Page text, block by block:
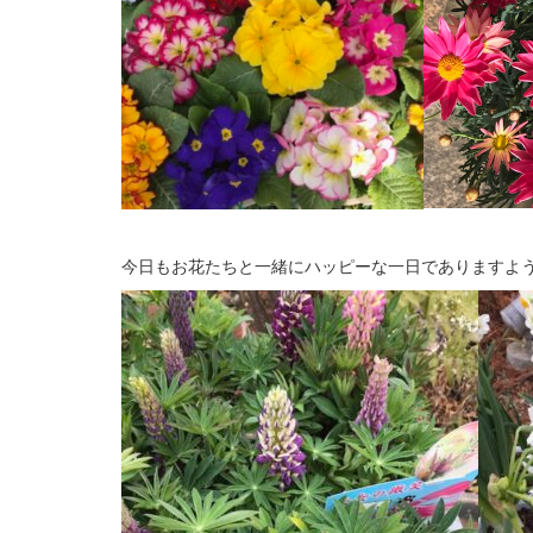
今日もお花たちと一緒にハッピーな一日でありますよ